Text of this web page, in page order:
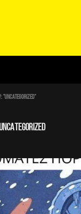
"Uncategorized"